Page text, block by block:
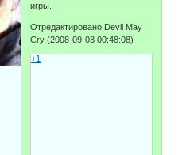
игры.
Отредактировано Devil May
Cry (2008-09-03 00:48:08)
+1